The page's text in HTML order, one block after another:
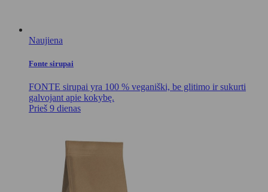
Naujiena
Fonte sirupai
FONTE sirupai yra 100 % veganiški, be glitimo ir sukurti
galvojant apie kokybę.
Prieš 9 dienas